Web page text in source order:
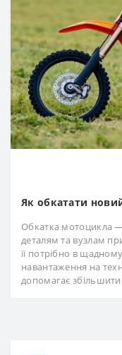
Як обкатати
Обкатка мотоцикла
деталям та вузлам
її потрібно в
навантаження на
допомагає